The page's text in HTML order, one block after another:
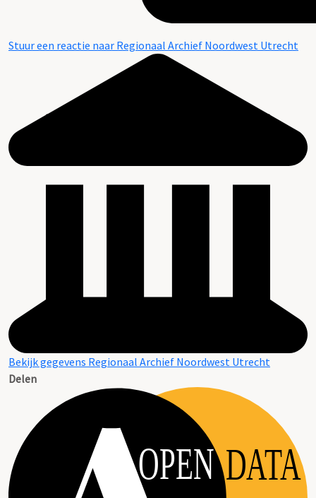
Stuur een reactie naar Regionaal Archief Noordwest Utrecht
Bekijk gegevens Regionaal Archief Noordwest Utrecht
Delen
OPEN DATA